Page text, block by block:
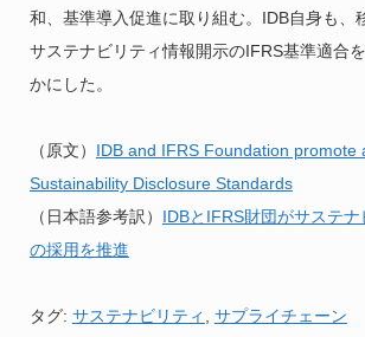
和、基準導入促進に取り組む。IDB自身も、
サステナビリティ情報開示のIFRS基準適合
かにした。
（原文） IDB and IFRS Foundation promote
Sustainability Disclosure Standards
（日本語参考訳） IDBとIFRS財団がサステ
の採用を推進
タグ: サステナビリティ サプライチェーン